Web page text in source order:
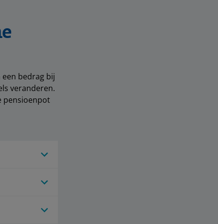
bedrag bij
veranderen.
pensioenpot